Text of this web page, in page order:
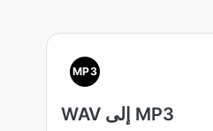
MP3
WAV إلى MP3